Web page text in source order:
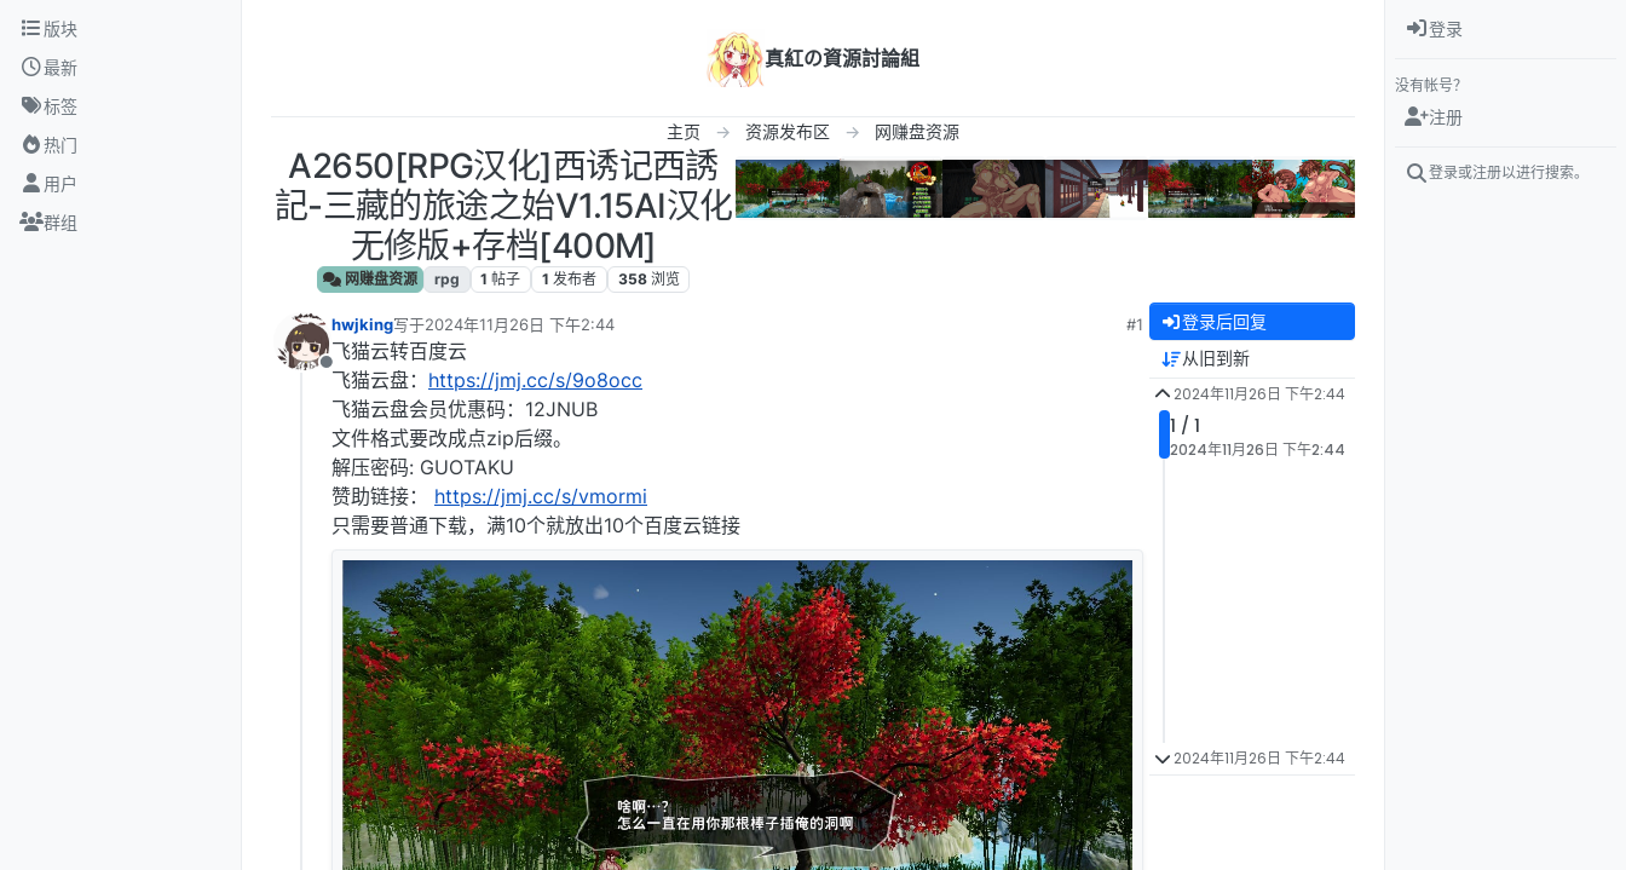
跳转至内容
版块
最新
标签
热门
用户
群组
真紅の資源討論組
主页 资源发布区 网赚盘资源
A2650[RPG汉化]西诱记西誘
記-三藏的旅途之始V1.15AI汉化
无修版+存档[400M]
网赚盘资源 rpg 1 帖子 1 发布者 358 浏览
离线
hwjking写于2024年11月26日 下午2:44
最后由 编辑
#1
飞猫云转百度云
飞猫云盘： https://jmj.cc/s/9o8occ
飞猫云盘会员优惠码：12JNUB
文件格式要改成点zip后缀。
解压密码: GUOTAKU
赞助链接： https://jmj.cc/s/vmormi
只需要普通下载，满10个就放出10个百度云链接
登录后回复
从旧到新
2024年11月26日 下午2:44
1 / 1
2024年11月26日 下午2:44
2024年11月26日 下午2:44
登录
没有帐号？
注册
登录或注册以进行搜索。